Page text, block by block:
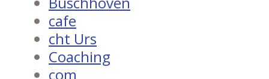
cafe
cht Urs
Coaching
com